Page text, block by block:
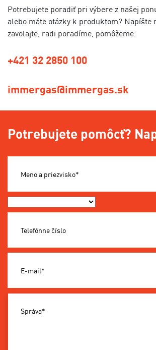
Potrebujete poradiť pri výbere z našej
alebo máte otázky k produktom? Napíšte
zavolajte, radi poradíme, pomôžeme.
+421 32 2850 100
immergas@immergas.sk
Potrebujete pomôcť?
Meno a priezvisko*
Okres*
Telefónne číslo
E-mail*
Správa*